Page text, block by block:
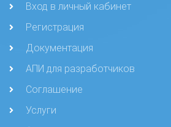
Вход в личный кабинет
Регистрация
Документация
АПИ для разработчиков
Соглашение
Услуги